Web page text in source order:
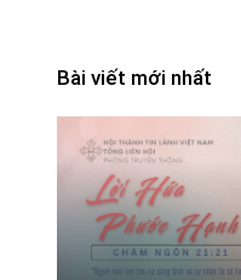
Bài viết mới nhất